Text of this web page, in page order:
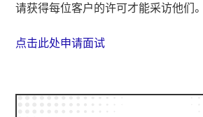
请获得每位客户的许可才能采访他们。
点击此处申请面试